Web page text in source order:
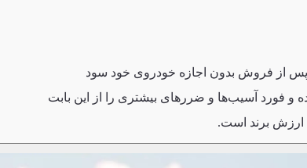
پس از فروش بدون اجازه خودروی خود سود
و فورد آسیب‌ها و ضررهای بیشتری را از این بابت
ارزش برند است.